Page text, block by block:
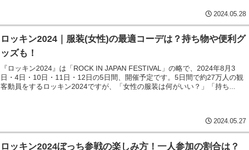
2024.05.28
ロッキン2024｜服装(女性)の最適コーデは？持ち物や便利グ
ッズも！
『ロッキン2024』は「ROCK IN JAPAN FESTIVAL」の略で、2024年8月3
日・4日・10日・11日・12日の5日間、開催予定です。5日間で約27万人の観
客動員をするロッキン2024ですが、「女性の服装は何がいい？」「持ち...
2024.05.27
ロッキン2024ぼっち参戦の楽しみ方！一人参加の割合は？